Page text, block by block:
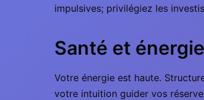
impulsives; privilégiez les
Santé et énergie
Votre énergie est haute.
votre intuition guider vos